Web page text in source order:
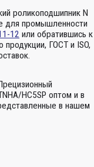
роликоподшипник N
для промышленности
12 или обратившись к
продукции, ГОСТ и ISO,
HC5SP оптом и в
в нашем